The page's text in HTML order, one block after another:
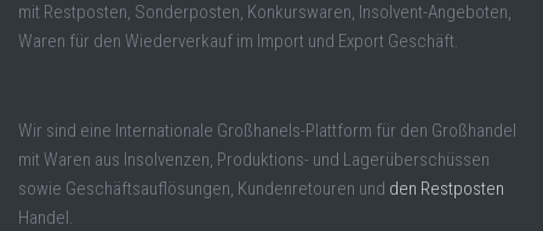
mit Restposten, Sonderposten, Konkurswaren, Insolvent-Angeboten,
Waren für den Wiederverkauf im Import und Export Geschäft.
Wir sind eine Internationale Großhanels-Plattform für den Großhandel
mit Waren aus Insolvenzen, Produktions- und Lagerüberschüssen
sowie Geschäftsauflösungen, Kundenretouren und den Restposten
Handel.